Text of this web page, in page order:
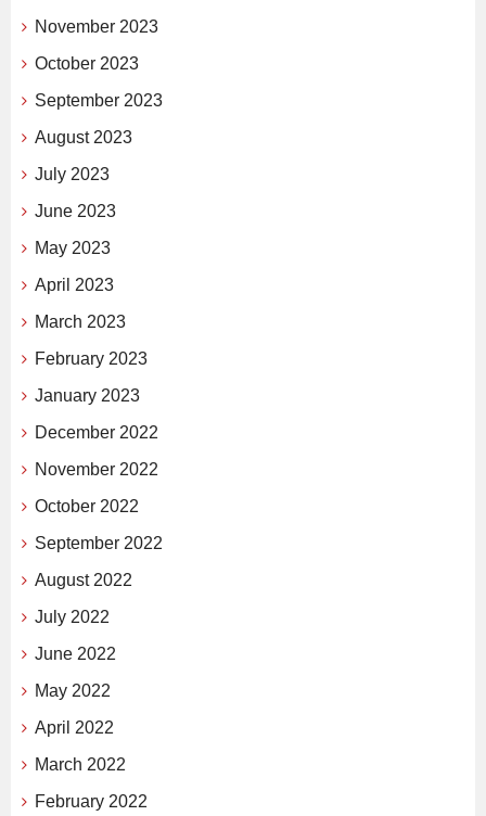
November 2023
October 2023
September 2023
August 2023
July 2023
June 2023
May 2023
April 2023
March 2023
February 2023
January 2023
December 2022
November 2022
October 2022
September 2022
August 2022
July 2022
June 2022
May 2022
April 2022
March 2022
February 2022